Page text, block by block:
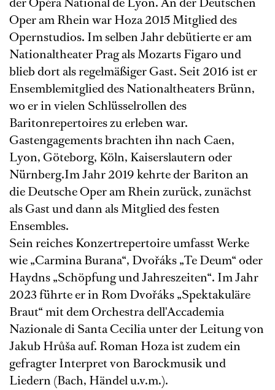
Oper am Rhein war Hoza 2015 Mitglied des
Opernstudios. Im selben Jahr debütierte er am
Nationaltheater Prag als Mozarts Figaro und
blieb dort als regelmäßiger Gast. Seit 2016 ist er
Ensemblemitglied des Nationaltheaters Brünn,
wo er in vielen Schlüsselrollen des
Baritonrepertoires zu erleben war.
Gastengagements brachten ihn nach Caen,
Lyon, Göteborg, Köln, Kaiserslautern oder
Nürnberg.Im Jahr 2019 kehrte der Bariton an
die Deutsche Oper am Rhein zurück, zunächst
als Gast und dann als Mitglied des festen
Ensembles.
Sein reiches Konzertrepertoire umfasst Werke
wie „Carmina Burana“, Dvořáks „Te Deum“ oder
Haydns „Schöpfung und Jahreszeiten“. Im Jahr
2023 führte er in Rom Dvořáks „Spektakuläre
Braut“ mit dem Orchestra dell'Accademia
Nazionale di Santa Cecilia unter der Leitung von
Jakub Hrůša auf. Roman Hoza ist zudem ein
gefragter Interpret von Barockmusik und
Liedern (Bach, Händel u.v.m.).